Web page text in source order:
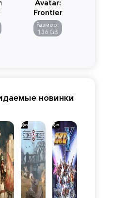
Avatar:
Frontiers
of
Pandora
Размер:
136 GB
новинки